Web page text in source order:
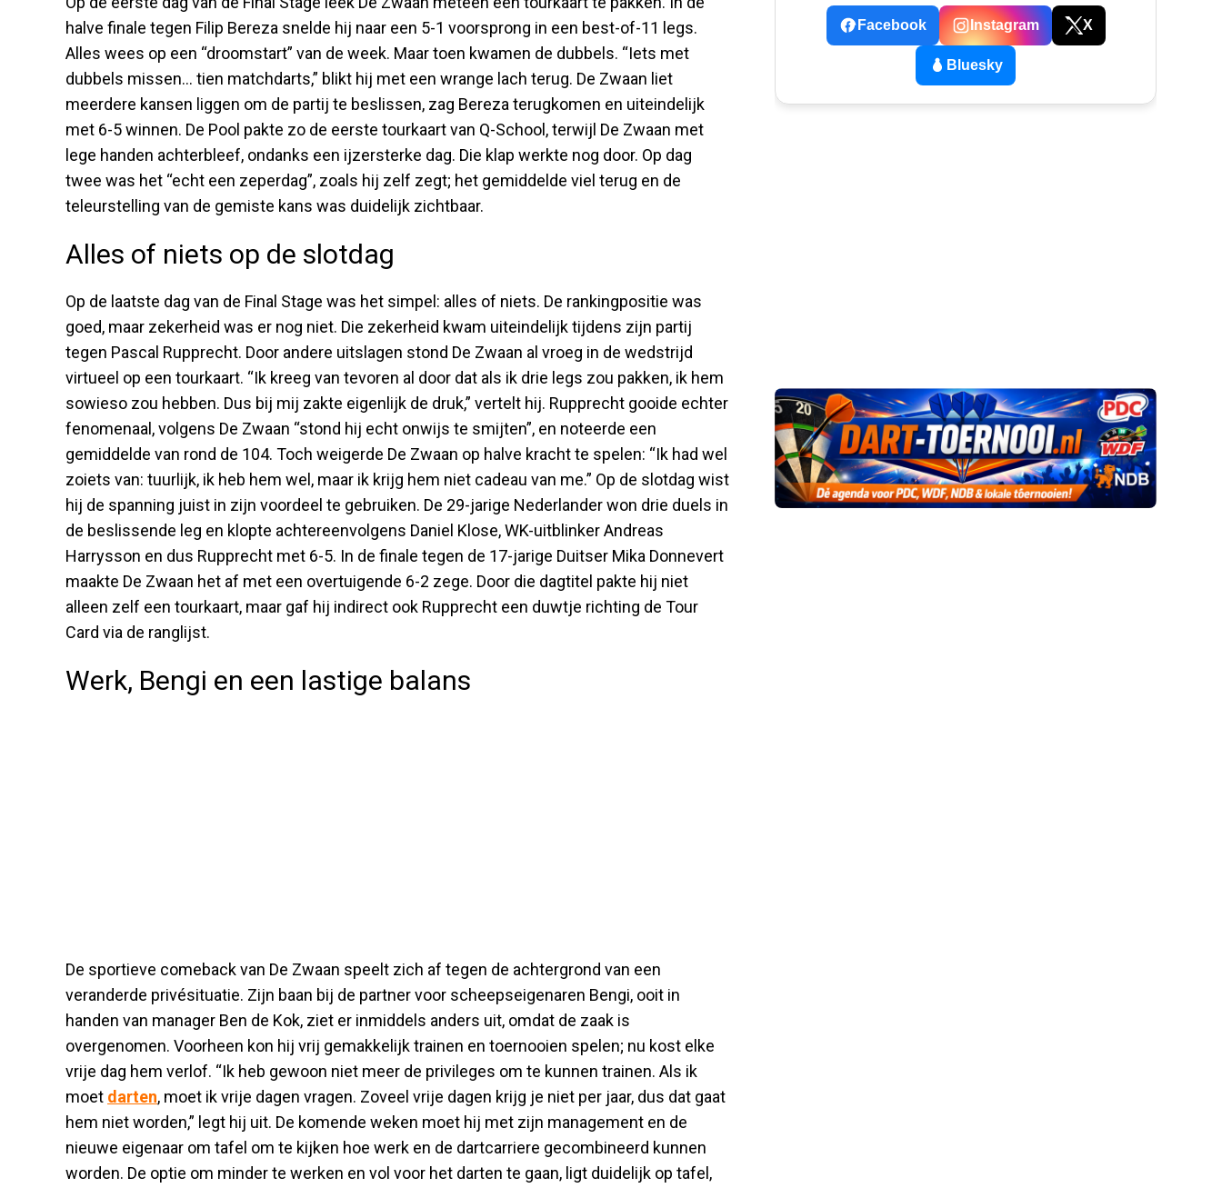
halve finale tegen Filip Bereza snelde hij naar een 5-1 voorsprong in een best-of-11 legs.
Alles wees op een “droomstart” van de week. Maar toen kwamen de dubbels. “Iets met
dubbels missen… tien matchdarts,” blikt hij met een wrange lach terug. De Zwaan liet
meerdere kansen liggen om de partij te beslissen, zag Bereza terugkomen en uiteindelijk
met 6-5 winnen. De Pool pakte zo de eerste tourkaart van Q-School, terwijl De Zwaan met
lege handen achterbleef, ondanks een ijzersterke dag. Die klap werkte nog door. Op dag
twee was het “echt een zeperdag”, zoals hij zelf zegt; het gemiddelde viel terug en de
teleurstelling van de gemiste kans was duidelijk zichtbaar.
Alles of niets op de slotdag
Op de laatste dag van de Final Stage was het simpel: alles of niets. De rankingpositie was
goed, maar zekerheid was er nog niet. Die zekerheid kwam uiteindelijk tijdens zijn partij
tegen Pascal Rupprecht. Door andere uitslagen stond De Zwaan al vroeg in de wedstrijd
virtueel op een tourkaart. “Ik kreeg van tevoren al door dat als ik drie legs zou pakken, ik hem
sowieso zou hebben. Dus bij mij zakte eigenlijk de druk,” vertelt hij. Rupprecht gooide echter
fenomenaal, volgens De Zwaan “stond hij echt onwijs te smijten”, en noteerde een
gemiddelde van rond de 104. Toch weigerde De Zwaan op halve kracht te spelen: “Ik had wel
zoiets van: tuurlijk, ik heb hem wel, maar ik krijg hem niet cadeau van me.” Op de slotdag wist
hij de spanning juist in zijn voordeel te gebruiken. De 29-jarige Nederlander won drie duels in
de beslissende leg en klopte achtereenvolgens Daniel Klose, WK-uitblinker Andreas
Harrysson en dus Rupprecht met 6-5. In de finale tegen de 17-jarige Duitser Mika Donnevert
maakte De Zwaan het af met een overtuigende 6-2 zege. Door die dagtitel pakte hij niet
alleen zelf een tourkaart, maar gaf hij indirect ook Rupprecht een duwtje richting de Tour
Card via de ranglijst.
Werk, Bengi en een lastige balans
De sportieve comeback van De Zwaan speelt zich af tegen de achtergrond van een
veranderde privésituatie. Zijn baan bij de partner voor scheepseigenaren Bengi, ooit in
handen van manager Ben de Kok, ziet er inmiddels anders uit, omdat de zaak is
overgenomen. Voorheen kon hij vrij gemakkelijk trainen en toernooien spelen; nu kost elke
vrije dag hem verlof. “Ik heb gewoon niet meer de privileges om te kunnen trainen. Als ik
moet darten, moet ik vrije dagen vragen. Zoveel vrije dagen krijg je niet per jaar, dus dat gaat
hem niet worden,” legt hij uit. De komende weken moet hij met zijn management en de
nieuwe eigenaar om tafel om te kijken hoe werk en de dartcarriere gecombineerd kunnen
worden. De optie om minder te werken en vol voor het darten te gaan, ligt duidelijk op tafel,
Facebook Instagram X
Bluesky